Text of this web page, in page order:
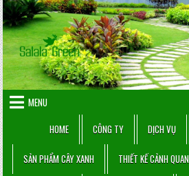
Skip
to
content
MENU
HOME
CÔNG TY DỊCH VỤ
SẢN PHẨM CÂY XANH THIẾT KẾ CẢNH QUAN